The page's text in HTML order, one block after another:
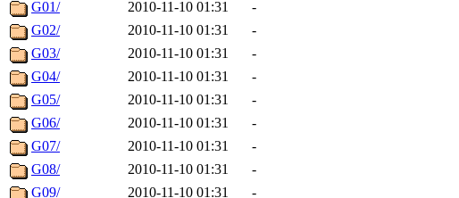
G01/
2010-11-10 01:31
-
G02/
2010-11-10 01:31
-
G03/
2010-11-10 01:31
-
G04/
2010-11-10 01:31
-
G05/
2010-11-10 01:31
-
G06/
2010-11-10 01:31
-
G07/
2010-11-10 01:31
-
G08/
2010-11-10 01:31
-
G09/
2010-11-10 01:31 -